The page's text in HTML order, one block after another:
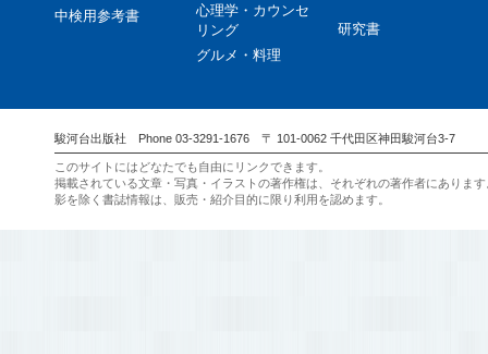
中検用参考書
心理学・カウンセ
リング
グルメ・料理
研究書
駿河台出版社 Phone 03-3291-1676 〒 101-0062 千代田区神田駿河台3-7
このサイトにはどなたでも自由にリンクできます。
掲載されている文章・写真・イラストの著作権は、それぞれの著作者にありま
影を除く書誌情報は、販売・紹介目的に限り利用を認めます。